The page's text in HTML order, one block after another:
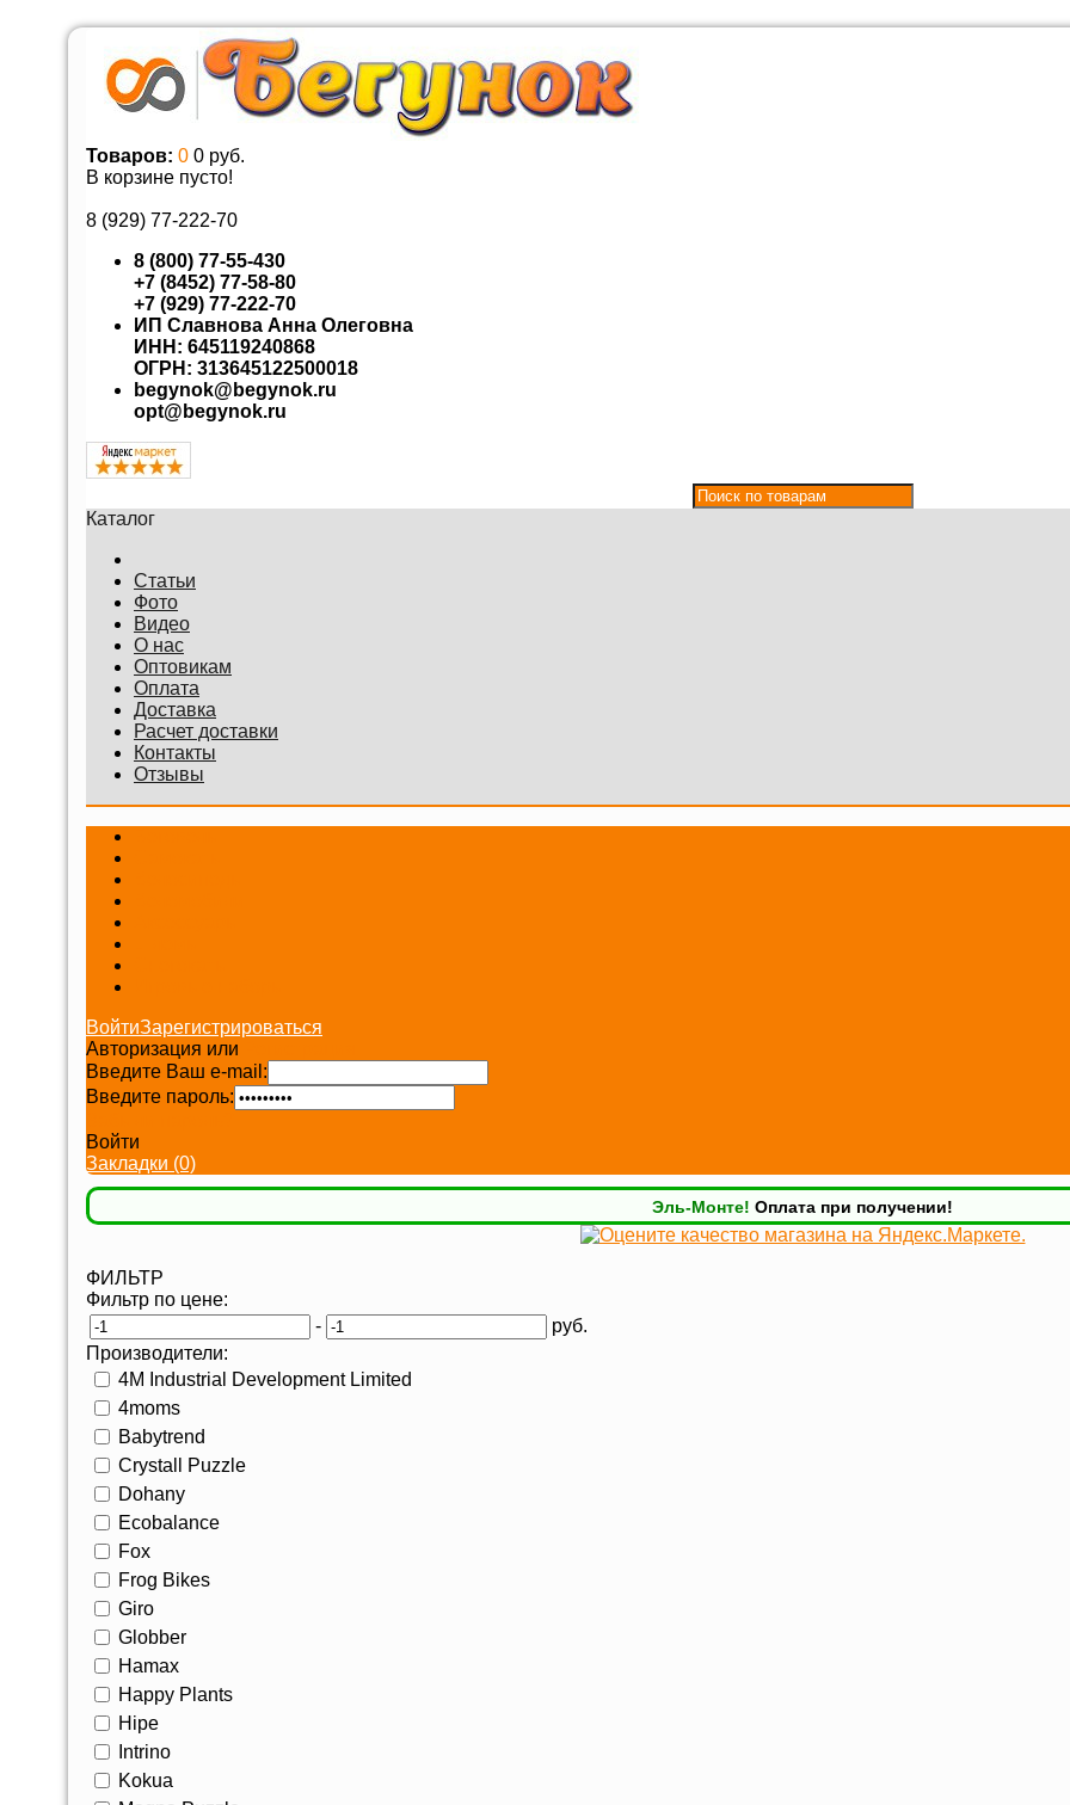
Товаров: 0 0 руб.
В корзине пусто!
8 (929) 77-222-70
8 (800) 77-55-430
+7 (8452) 77-58-80
+7 (929) 77-222-70
ИП Славнова Анна Олеговна
ИНН: 645119240868
ОГРН: 313645122500018
begynok@begynok.ru
opt@begynok.ru
Каталог
Статьи
Фото
Видео
О нас
Оптовикам
Оплата
Доставка
Расчет доставки
Контакты
Отзывы
ВойтиЗарегистрироваться
Авторизация или
Введите Ваш e-mail:
Введите пароль:
Войти
Закладки (0)
Эль-Монте! Оплата при получении!
ФИЛЬТР
Фильтр по цене:
-
руб.
Производители:
4M Industrial Development Limited
4moms
Babytrend
Crystall Puzzle
Dohany
Ecobalance
Fox
Frog Bikes
Giro
Globber
Hamax
Happy Plants
Hipe
Intrino
Kokua